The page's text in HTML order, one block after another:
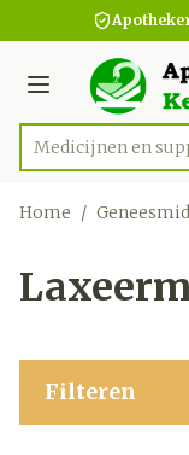
Ga naar de inhoud
Menu
Product, merk,
Home /
Filteren